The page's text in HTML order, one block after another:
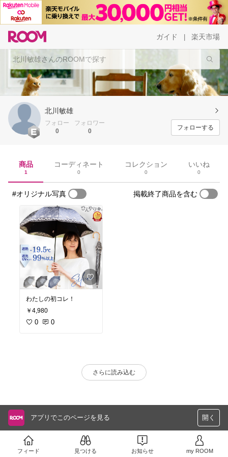
ガイド 楽天市場
北川敏雄
フォロー
0
フォロワー
0
フォローする
商品
1
コーディネート
0
コレクション
0
いいね
0
#オリジナル写真 掲載終了商品を含む
わたしの初コレ！
￥4,980
0 0
さらに読み込む
アプリでこのページを見る 開く
フィード 見つける お知らせ my ROOM